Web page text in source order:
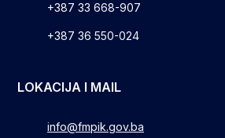
+387 33 668-907
+387 36 550-024
LOKACIJA I MAIL
info@fmpik.gov.ba